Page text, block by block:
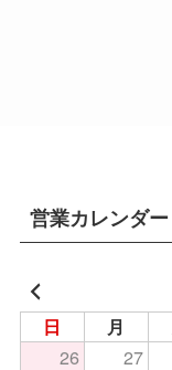
営業カレンダー
日 月
26 27